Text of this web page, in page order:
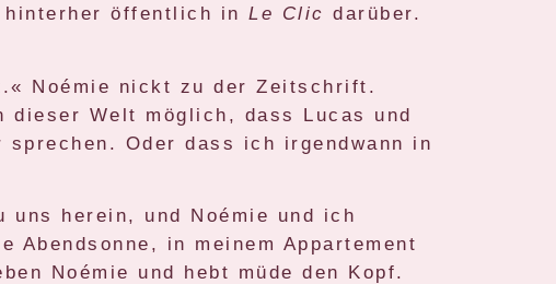
hinterher öffentlich in Le Clic darüber.
Noémie nickt zu der Zeitschrift.
dieser Welt möglich, dass Lucas und
sprechen. Oder dass ich irgendwann in
herein, und Noémie und ich
in meinem Appartement
Noémie und hebt müde den Kopf.